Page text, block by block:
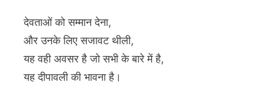
देवताओं को सम्मान देना,
और उनके लिए सजावट थीली,
यह वही अवसर है जो सभी के बारे में है,
यह दीपावली की भावना है।